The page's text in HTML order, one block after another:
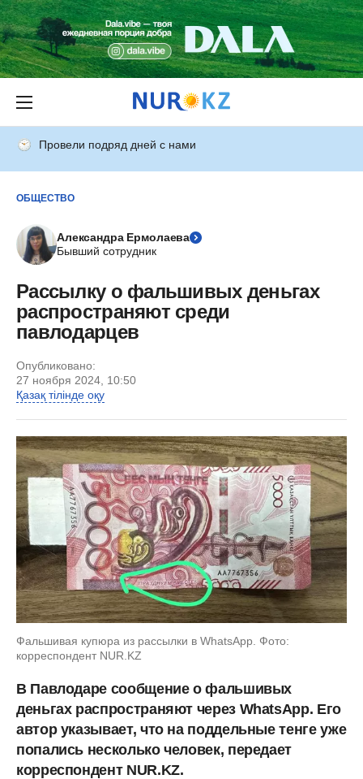
Провели подряд дней с нами
ОБЩЕСТВО
Александра Ермолаева
Бывший сотрудник
Рассылку о фальшивых деньгах
распространяют среди
павлодарцев
Опубликовано:
27 ноября 2024, 10:50
Қазақ тілінде оқу
Фальшивая купюра из рассылки в WhatsApp. Фото:
корреспондент NUR.KZ
В Павлодаре сообщение о фальшивых
деньгах распространяют через WhatsApp. Его
автор указывает, что на поддельные тенге уже
попались несколько человек, передает
корреспондент NUR.KZ.